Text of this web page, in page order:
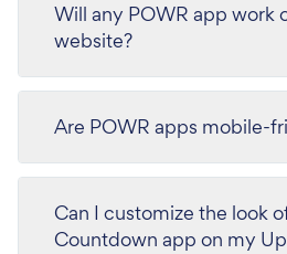
Will any POWR app work
website?
Are POWR apps mobile-
Can I customize the look
Countdown app on my